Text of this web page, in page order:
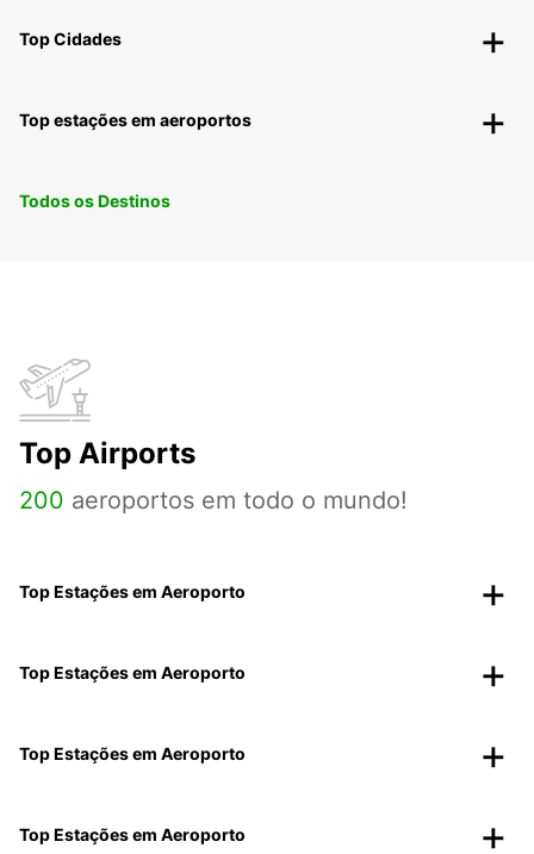
Top Cidades
Top estações em aeroportos
Todos os Destinos
Top Airports
200 aeroportos em todo o mundo!
Top Estações em Aeroporto
Top Estações em Aeroporto
Top Estações em Aeroporto
Top Estações em Aeroporto